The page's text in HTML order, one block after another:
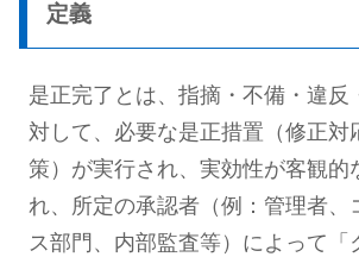
定義
是正完了とは、指摘・不備・違反
対して、必要な是正措置（修正対
策）が実行され、実効性が客観的
れ、所定の承認者（例：管理者、
ス部門、内部監査等）によって「